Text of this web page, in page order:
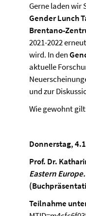
Gerne laden wir
Gender Lunch
Brentano-
2021-2022
wird. In den
aktuelle
und zur
Wie gewohnt
Donnerstag,
Prof. Dr.
Eastern Europe.
Teilnahme